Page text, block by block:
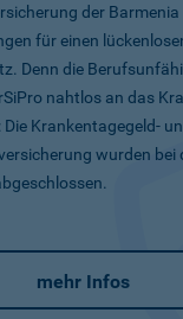
der Barmenia
für einen
Denn die
nahtlos an das
Krankentagegeld-
wurden bei
mehr Infos